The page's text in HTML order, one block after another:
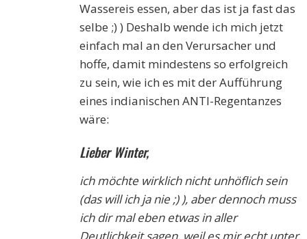
Wassereis essen, aber das ist ja fast das
selbe ;) ) Deshalb wende ich mich jetzt
einfach mal an den Verursacher und
hoffe, damit mindestens so erfolgreich
zu sein, wie ich es mit der Aufführung
eines indianischen ANTI-Regentanzes
wäre:
Lieber Winter,
ich möchte wirklich nicht unhöflich sein
(das will ich ja nie ;) ), aber dennoch muss
ich dir mal eben etwas in aller